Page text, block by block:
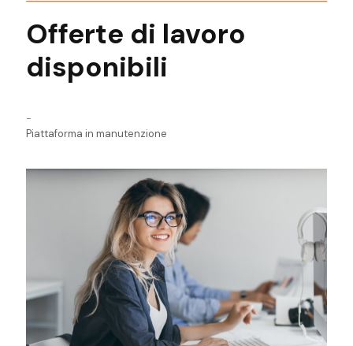
Offerte di lavoro
disponibili
-
Piattaforma in manutenzione